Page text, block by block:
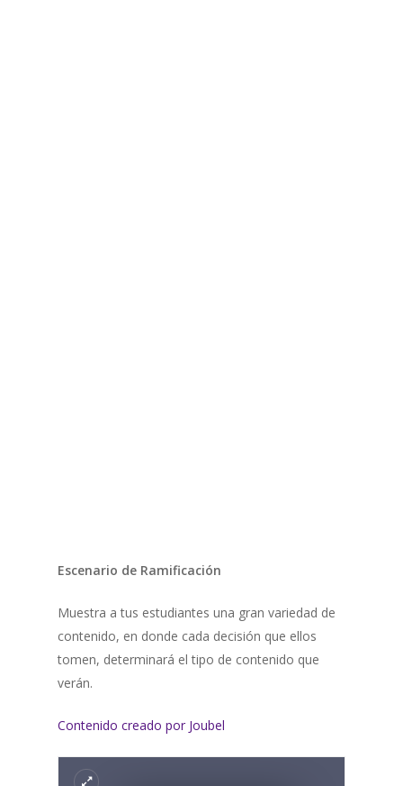
Escenario de Ramificación
Muestra a tus estudiantes una gran variedad de
contenido, en donde cada decisión que ellos
tomen, determinará el tipo de contenido que
verán.
Contenido creado por Joubel